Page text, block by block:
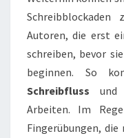
Autoren, die erst
schreiben, bevor
beginnen. So
Schreibfluss und
Arbeiten. Im
Fingerübungen,